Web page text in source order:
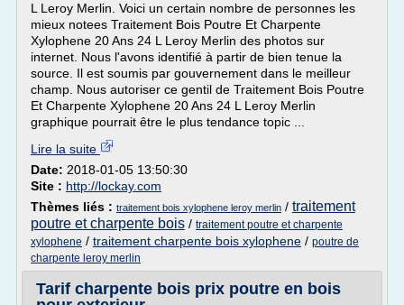
L Leroy Merlin. Voici un certain nombre de personnes les
mieux notees Traitement Bois Poutre Et Charpente
Xylophene 20 Ans 24 L Leroy Merlin des photos sur
internet. Nous l'avons identifié à partir de bien tenue la
source. Il est soumis par gouvernement dans le meilleur
champ. Nous autoriser ce gentil de Traitement Bois Poutre
Et Charpente Xylophene 20 Ans 24 L Leroy Merlin
graphique pourrait être le plus tendance topic ...
Lire la suite
Date: 2018-01-05 13:50:30
Site : http://lockay.com
Thèmes liés : traitement bois xylophene leroy merlin / traitement
poutre et charpente bois / traitement poutre et charpente
xylophene / traitement charpente bois xylophene / poutre de
charpente leroy merlin
Tarif charpente bois prix poutre en bois